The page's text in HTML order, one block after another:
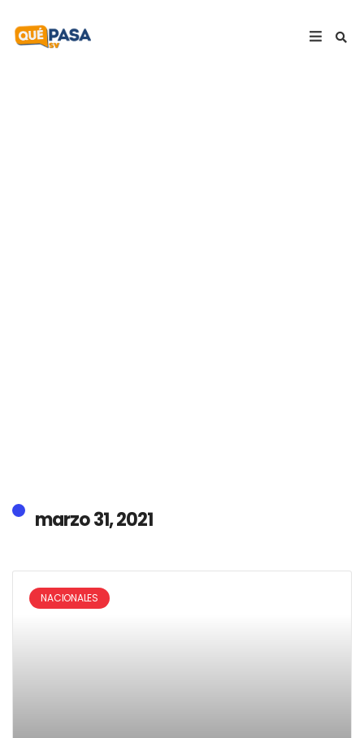
marzo 31, 2021
NACIONALES